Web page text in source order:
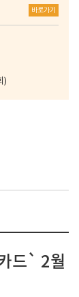
바로가기
)
드` 2월